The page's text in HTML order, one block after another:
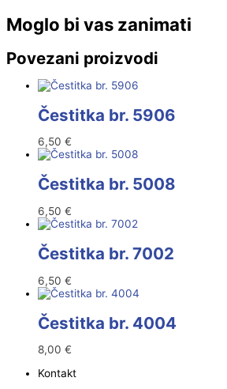
Moglo bi vas zanimati
Povezani proizvodi
Čestitka br. 5906
6,50 €
Čestitka br. 5008
6,50 €
Čestitka br. 7002
6,50 €
Čestitka br. 4004
8,00 €
Kontakt